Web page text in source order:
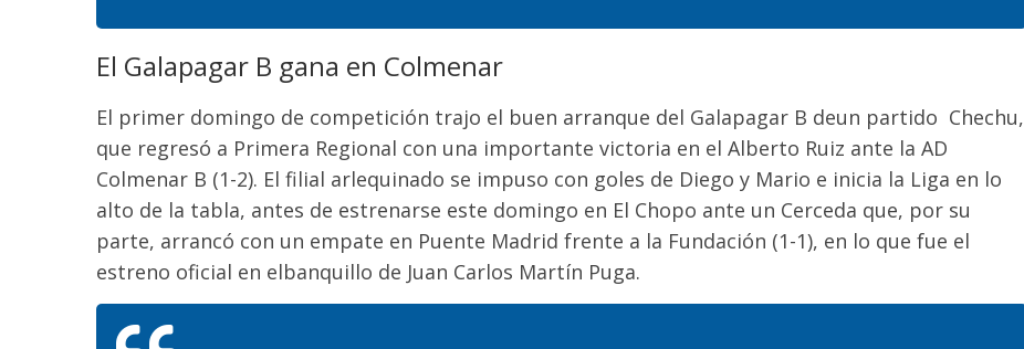
El Galapagar B gana en Colmenar
El primer domingo de competición trajo el buen arranque del Galapagar B deun partido Chechu,
que regresó a Primera Regional con una importante victoria en el Alberto Ruiz ante la AD
Colmenar B (1-2). El filial arlequinado se impuso con goles de Diego y Mario e inicia la Liga en lo
alto de la tabla, antes de estrenarse este domingo en El Chopo ante un Cerceda que, por su
parte, arrancó con un empate en Puente Madrid frente a la Fundación (1-1), en lo que fue el
estreno oficial en elbanquillo de Juan Carlos Martín Puga.